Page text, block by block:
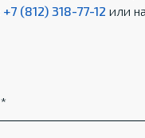
+7 (812) 318-77-12 или